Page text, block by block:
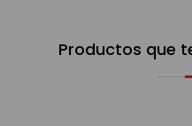
Productos que